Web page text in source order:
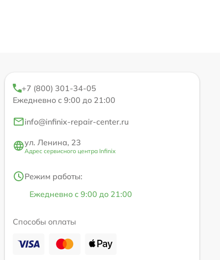
+7 (800) 301-34-05
Ежедневно с 9:00 до 21:00
info@infinix-repair-center.ru
ул. Ленина, 23
Адрес сервисного центра Infinix
Режим работы:
Ежедневно с 9:00 до 21:00
Способы оплаты